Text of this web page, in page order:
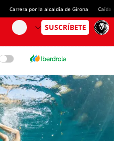
Carrera por la alcaldía de Girona Caída